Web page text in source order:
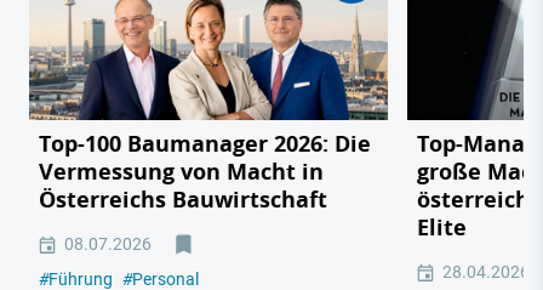
Top-100 Baumanager 2026: Die
Vermessung von Macht in
Österreichs Bauwirtschaft
08.07.2026
#Führung #Personal
Top-
große
Elite
28.04.2026